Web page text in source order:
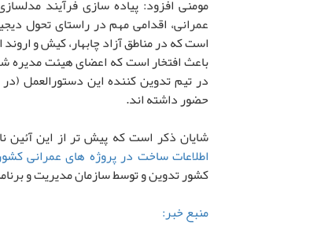
عمرانی، اقدامی مهم در راستای تحول
است که در مناطق آزاد چابهار، کیش و
باعث افتخار است که اعضای هیئت مدیره
در تیم تدوین کننده این دستورالعمل
حضور داشته اند.
شایان ذکر است که پیش تر از این آئین
اطلاعات ساخت در پروژه های عمرانی
کشور تدوین و توسط سازمان مدیریت و
منبع خبر: